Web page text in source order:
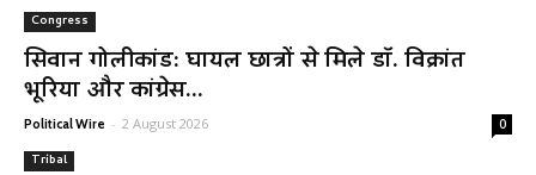
Congress
सिवान गोलीकांड: घायल छात्रों से मिले डॉ. विक्रांत
भूरिया और कांग्रेस...
Political Wire - 2 August 2026 0
Tribal